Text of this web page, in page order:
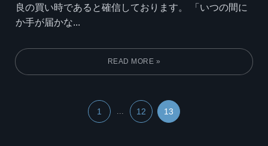
良の買い時であると確信しております。 「いつの間に
か手が届かな...
1 12 13